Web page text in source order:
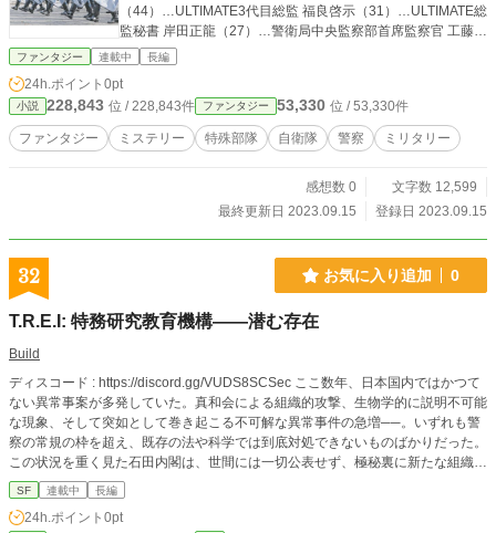
（44）…ULTIMATE3代目総監 福良啓示（31）…ULTIMATE総
監秘書 岸田正龍（27）…警衛局中央監察部首席監察官 工藤哲
也（47）…6代目総統 赤木龍一（35）…警衛局最高監察部主
ファンタジー 連載中 長編
24h.ポイント 0pt
小説 228,843 位 / 228,843件 ファンタジー 53,330 位 / 53,330件
ファンタジー ミステリー 特殊部隊 自衛隊 警察 ミリタリー
感想数 0
文字数 12,599
最終更新日 2023.09.15
登録日 2023.09.15
32 お気に入り追加 0
T.R.E.I: 特務研究教育機構――潜む存在
Build
ディスコード : https://discord.gg/VUDS8SCSec ここ数年、日本国内ではかつて
ない異常事案が多発していた。真和会による組織的攻撃、生物学的に説明不可能
な現象、そして突如として巻き起こる不可解な異常事件の急増──。いずれも警
察の常規の枠を超え、既存の法や科学では到底対処できないものばかりだった。
この状況を重く見た石田内閣は、世間には一切公表せず、極秘裏に新たな組織
「警視庁 特務研究教育機構（通称：T.R.E.I）」を創設する。任務は、表の警察
組織では手に負えない異常事案の調査・封鎖・解析。だが、組織が拠点を構える
その町には、誰にも語られず、目には見えず、しかし確かに存在する――異常存
SF 連載中 長編
24h.ポイント 0pt